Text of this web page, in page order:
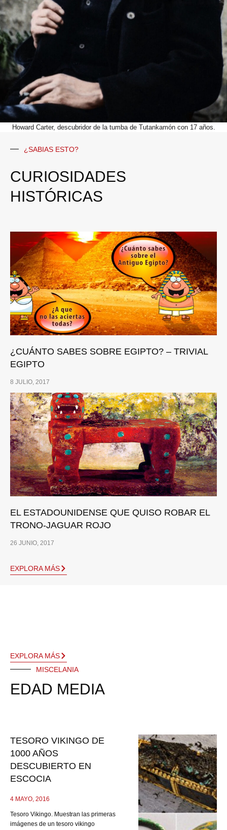
Howard Carter, descubridor de la tumba de Tutankamón con 17 años.
¿SABIAS ESTO?
CURIOSIDADES
HISTÓRICAS
¿CUÁNTO SABES SOBRE EGIPTO? – TRIVIAL
EGIPTO
8 JULIO, 2017
EL ESTADOUNIDENSE QUE QUISO ROBAR EL
TRONO-JAGUAR ROJO
26 JUNIO, 2017
EXPLORA MÁS
MISCELANIA
EDAD MEDIA
EXPLORA MÁS
TESORO VIKINGO DE
1000 AÑOS
DESCUBIERTO EN
ESCOCIA
4 MAYO, 2016
Tesoro Vikingo. Muestran las primeras
imágenes de un tesoro vikingo